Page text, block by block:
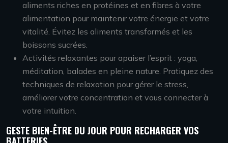
aliments riches en protéines et en fibres à votre
alimentation pour maintenir votre énergie et votre
vitalité. Évitez les aliments transformés et les
boissons sucrées.
Activités relaxantes pour apaiser l’esprit : yoga,
méditation, balades en pleine nature. Pratiquez des
techniques de relaxation pour gérer le stress,
améliorer votre concentration et vous connecter à
votre intuition.
GESTE BIEN-ÊTRE DU JOUR POUR RECHARGER VOS